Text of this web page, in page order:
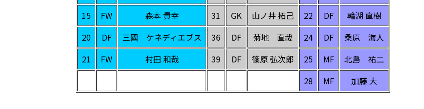
15
FW 森本 貴幸 31 GK 山ノ井 拓己 22 DF
輪湖 直樹
20
DF 三國 ケネディエブス 36 DF 菊地 直哉 24 DF
桑原 海人
21
FW 村田 和哉 39 DF 篠原 弘次郎 25 MF
北島 祐二
28
MF 加藤 大